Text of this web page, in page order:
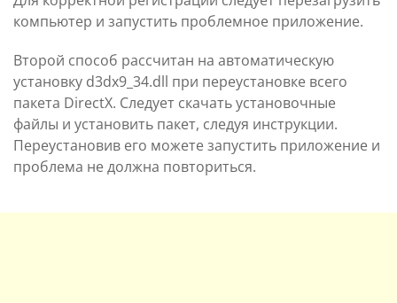
компьютер и запустить проблемное приложение.
Второй способ рассчитан на автоматическую
установку d3dx9_34.dll при переустановке всего
пакета DirectX. Следует скачать установочные
файлы и установить пакет, следуя инструкции.
Переустановив его можете запустить приложение и
проблема не должна повториться.